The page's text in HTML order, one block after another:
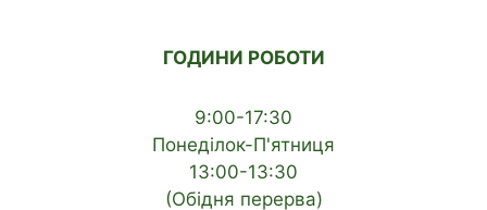
ГОДИНИ РОБОТИ
9:00-17:30
Понеділок-П'ятниця
13:00-13:30
(Обідня перерва)